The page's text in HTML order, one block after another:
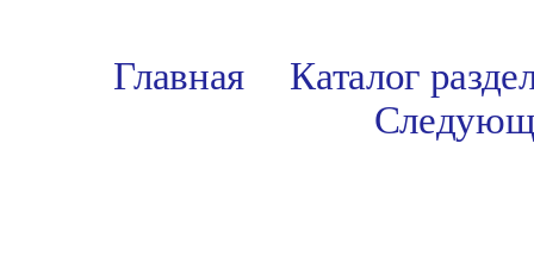
Главная
Каталог